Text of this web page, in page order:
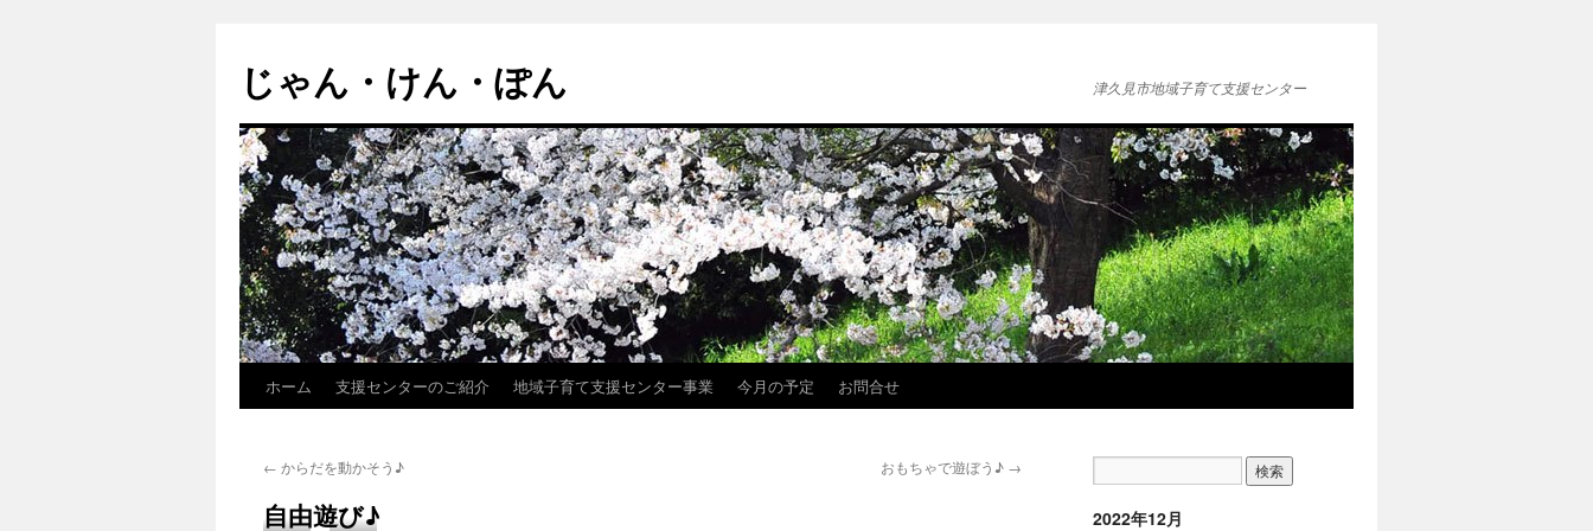
じゃん・けん・ぽん 津久見市地域子育て支援センター
ン
ホーム 支援センターのご紹介 地域子育て支援センター事業 今月の予定 お問合せ
← からだを動かそう♪ おもちゃで遊ぼう♪ →
自由遊び♪ 2022年12月